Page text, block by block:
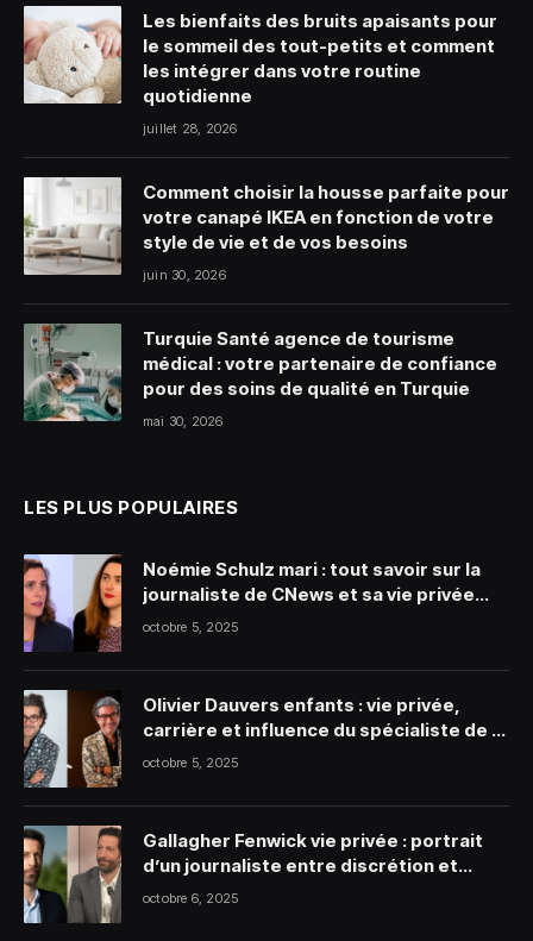
Les bienfaits des bruits apaisants pour
le sommeil des tout-petits et comment
les intégrer dans votre routine
quotidienne
juillet 28, 2026
Comment choisir la housse parfaite pour
votre canapé IKEA en fonction de votre
style de vie et de vos besoins
juin 30, 2026
Turquie Santé agence de tourisme
médical : votre partenaire de confiance
pour des soins de qualité en Turquie
mai 30, 2026
LES PLUS POPULAIRES
Noémie Schulz mari : tout savoir sur la
journaliste de CNews et sa vie privée
discrète
octobre 5, 2025
Olivier Dauvers enfants : vie privée,
carrière et influence du spécialiste de la
grande distribution
octobre 5, 2025
Gallagher Fenwick vie privée : portrait
d’un journaliste entre discrétion et
engagement
octobre 6, 2025